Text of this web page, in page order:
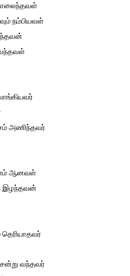
நம்பியவள்
அணிந்தவர்
ஆனவள்
இழந்தவன்
வந்தவர்